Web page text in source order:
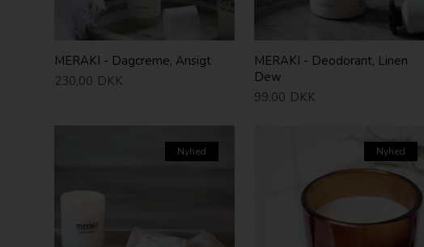
MERAKI - Dagcreme, Ansigt
230,00 DKK
MERAKI - Deodorant, Linen
Dew
99,00 DKK
Nyhed Nyhed